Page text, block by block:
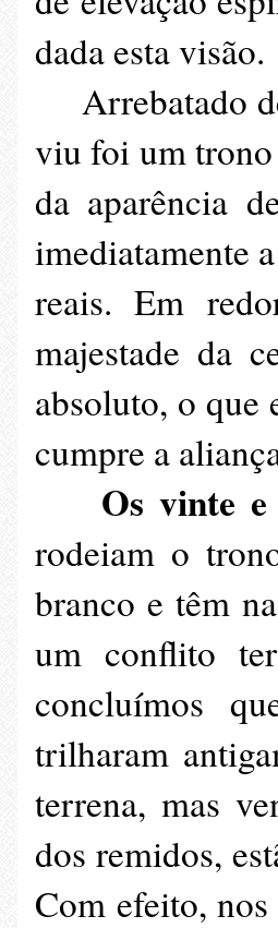
dada esta visão.
Arrebatado
viu foi um trono
da aparência
imediatamente
reais. Em
majestade da
absoluto, o que
cumpre a
Os vinte e
rodeiam o
branco e têm
um conflito
concluímos
trilharam
terrena, mas
dos remidos,
Com efeito,